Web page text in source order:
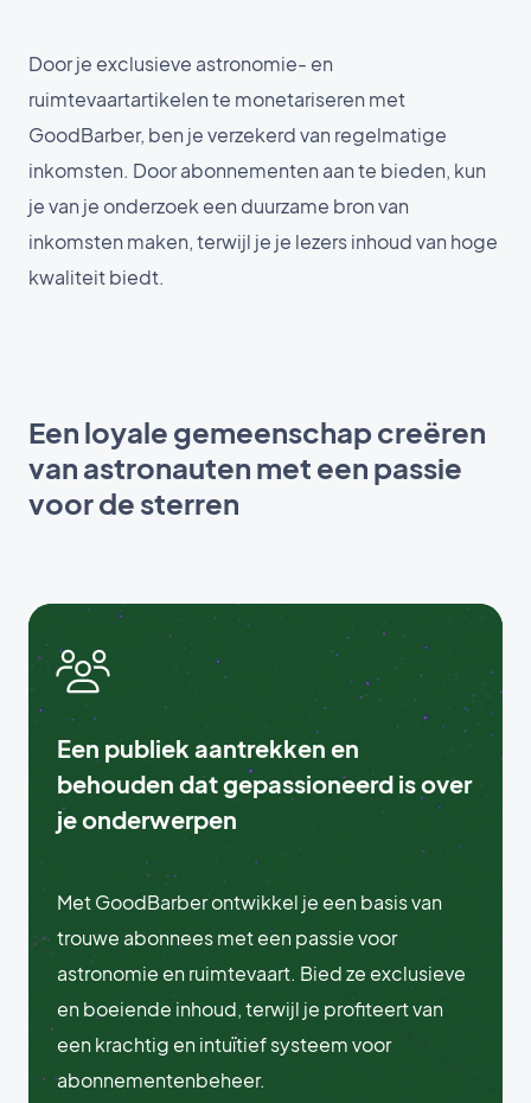
Door je exclusieve astronomie- en
ruimtevaartartikelen te monetariseren met
GoodBarber, ben je verzekerd van regelmatige
inkomsten. Door abonnementen aan te bieden, kun
je van je onderzoek een duurzame bron van
inkomsten maken, terwijl je je lezers inhoud van hoge
kwaliteit biedt.
Een loyale gemeenschap creëren
van astronauten met een passie
voor de sterren
Een publiek aantrekken en
behouden dat gepassioneerd is over
je onderwerpen
Met GoodBarber ontwikkel je een basis van
trouwe abonnees met een passie voor
astronomie en ruimtevaart. Bied ze exclusieve
en boeiende inhoud, terwijl je profiteert van
een krachtig en intuïtief systeem voor
abonnementenbeheer.